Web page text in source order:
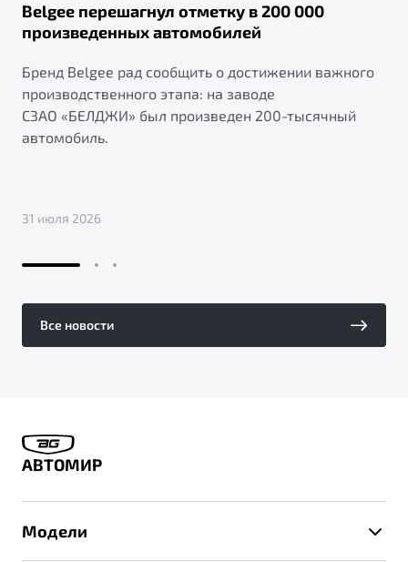
Belgee перешагнул отметку в 200 000
произведенных автомобилей
Бренд Belgee рад сообщить о достижении важного
производственного этапа: на заводе
СЗАО «БЕЛДЖИ» был произведен 200-тысячный
автомобиль.
31 июля 2026
Все новости
АВТОМИР
Модели